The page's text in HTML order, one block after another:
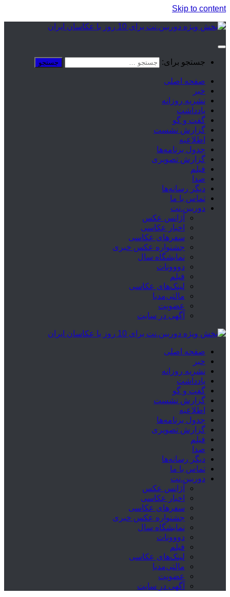
Skip to content
جستجو برای:
صفحه اصلی
خبر
نشریه روزانه
یادداشت
گفت و گو
گزارش نشست
اطلاعیه
جدول برنامه‌ها
گزارش تصویری
فیلم
صدا
دیگر رسانه‌ها
تماس با ما
دوربین.نت
آژانس عکس
اخبار عکاسی
سفرهای عکاسی
جشنواره عکس خبری
نمایشگاه سال
دووونات
فیلم
لینک‌های عکاسی
مالتی‌مدیا
عضویت
آگهی در سایت
صفحه اصلی
خبر
نشریه روزانه
یادداشت
گفت و گو
گزارش نشست
اطلاعیه
جدول برنامه‌ها
گزارش تصویری
فیلم
صدا
دیگر رسانه‌ها
تماس با ما
دوربین.نت
آژانس عکس
اخبار عکاسی
سفرهای عکاسی
جشنواره عکس خبری
نمایشگاه سال
دووونات
فیلم
لینک‌های عکاسی
مالتی‌مدیا
عضویت
آگهی در سایت